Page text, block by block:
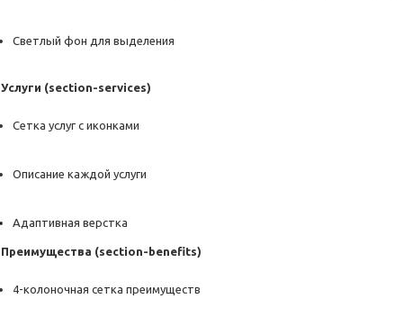
Светлый фон для выделения
Услуги (section-services)
Сетка услуг с иконками
Описание каждой услуги
Адаптивная верстка
Преимущества (section-benefits)
4-колоночная сетка преимуществ